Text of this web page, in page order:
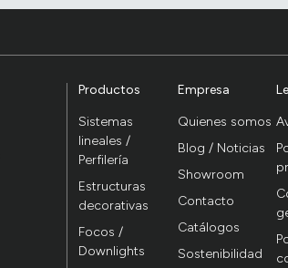
Productos
Sistemas
lineales /
Perfilería
Estructuras
decorativas
Focos /
Downlights
Empresa
Quienes somos
Blog / Noticias
Showroom
Contacto
Catálogos
Sostenibilidad